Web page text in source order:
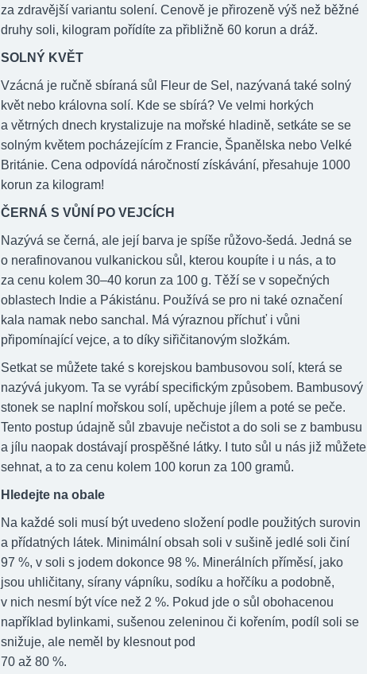
za zdravější variantu solení. Cenově je přirozeně výš než běžné
druhy soli, kilogram pořídíte za přibližně 60 korun a dráž.
SOLNÝ KVĚT
Vzácná je ručně sbíraná sůl Fleur de Sel, nazývaná také solný
květ nebo královna solí. Kde se sbírá? Ve velmi horkých
a větrných dnech krystalizuje na mořské hladině, setkáte se se
solným květem pocházejícím z Francie, Španělska nebo Velké
Británie. Cena odpovídá náročností získávání, přesahuje 1000
korun za kilogram!
ČERNÁ S VŮNÍ PO VEJCÍCH
Nazývá se černá, ale její barva je spíše růžovo-šedá. Jedná se
o nerafinovanou vulkanickou sůl, kterou koupíte i u nás, a to
za cenu kolem 30–40 korun za 100 g. Těží se v sopečných
oblastech Indie a Pákistánu. Používá se pro ni také označení
kala namak nebo sanchal. Má výraznou příchuť i vůni
připomínající vejce, a to díky siřičitanovým složkám.
Setkat se můžete také s korejskou bambusovou solí, která se
nazývá jukyom. Ta se vyrábí specifickým způsobem. Bambusový
stonek se naplní mořskou solí, upěchuje jílem a poté se peče.
Tento postup údajně sůl zbavuje nečistot a do soli se z bambusu
a jílu naopak dostávají prospěšné látky. I tuto sůl u nás již můžete
sehnat, a to za cenu kolem 100 korun za 100 gramů.
Hledejte na obale
Na každé soli musí být uvedeno složení podle použitých surovin
a přídatných látek. Minimální obsah soli v sušině jedlé soli činí
97 %, v soli s jodem dokonce 98 %. Minerálních příměsí, jako
jsou uhličitany, sírany vápníku, sodíku a hořčíku a podobně,
v nich nesmí být více než 2 %. Pokud jde o sůl obohacenou
například bylinkami, sušenou zeleninou či kořením, podíl soli se
snižuje, ale neměl by klesnout pod
70 až 80 %.